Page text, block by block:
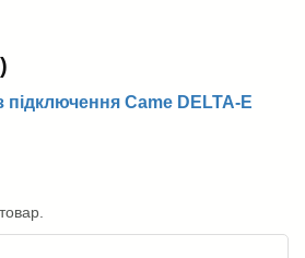
підключення Came DELTA-E